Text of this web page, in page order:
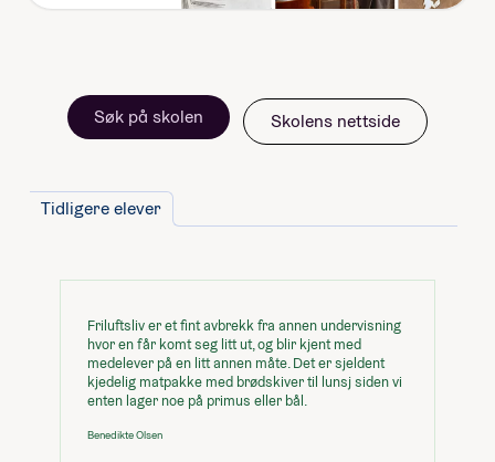
Søk på skolen Skolens nettside
Tidligere elever
Friluftsliv er et fint avbrekk fra annen undervisning
hvor en får komt seg litt ut, og blir kjent med
medelever på en litt annen måte. Det er sjeldent
kjedelig matpakke med brødskiver til lunsj siden vi
enten lager noe på primus eller bål.
Benedikte Olsen